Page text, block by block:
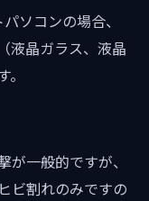
ソコンの場合、
液晶ガラス、液晶
一般的ですが、
ビ割れのみですの